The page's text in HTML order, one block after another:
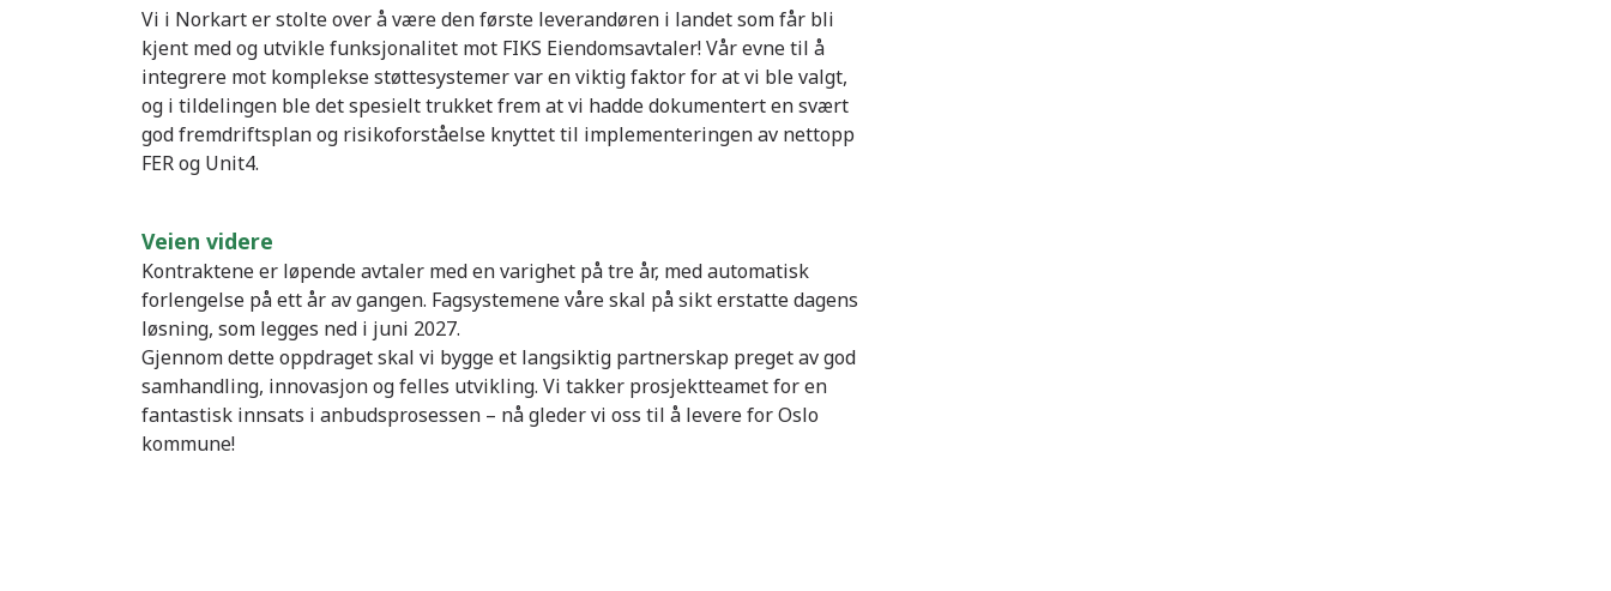
Vi i Norkart er stolte over å være den første leverandøren i landet som får bli
kjent med og utvikle funksjonalitet mot FIKS Eiendomsavtaler! Vår evne til å
integrere mot komplekse støttesystemer var en viktig faktor for at vi ble valgt,
og i tildelingen ble det spesielt trukket frem at vi hadde dokumentert en svært
god fremdriftsplan og risikoforståelse knyttet til implementeringen av nettopp
FER og Unit4.
Veien videre
Kontraktene er løpende avtaler med en varighet på tre år, med automatisk
forlengelse på ett år av gangen. Fagsystemene våre skal på sikt erstatte dagens
løsning, som legges ned i juni 2027.
Gjennom dette oppdraget skal vi bygge et langsiktig partnerskap preget av god
samhandling, innovasjon og felles utvikling. Vi takker prosjektteamet for en
fantastisk innsats i anbudsprosessen – nå gleder vi oss til å levere for Oslo
kommune!